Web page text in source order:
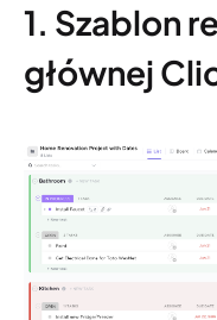
1. Szablon
głównej